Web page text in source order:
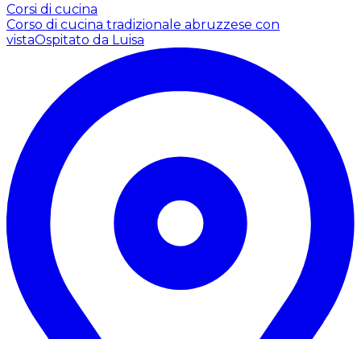
Corsi di cucina
Corso di cucina tradizionale abruzzese con
vistaOspitato da Luisa